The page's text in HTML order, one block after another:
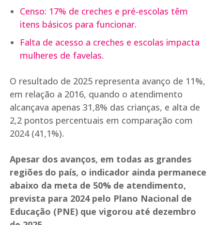
Censo: 17% de creches e pré-escolas têm
itens básicos para funcionar.
Falta de acesso a creches e escolas impacta
mulheres de favelas.
O resultado de 2025 representa avanço de 11%,
em relação a 2016, quando o atendimento
alcançava apenas 31,8% das crianças, e alta de
2,2 pontos percentuais em comparação com
2024 (41,1%).
Apesar dos avanços, em todas as grandes
regiões do país, o indicador ainda permanece
abaixo da meta de 50% de atendimento,
prevista para 2024 pelo Plano Nacional de
Educação (PNE) que vigorou até dezembro